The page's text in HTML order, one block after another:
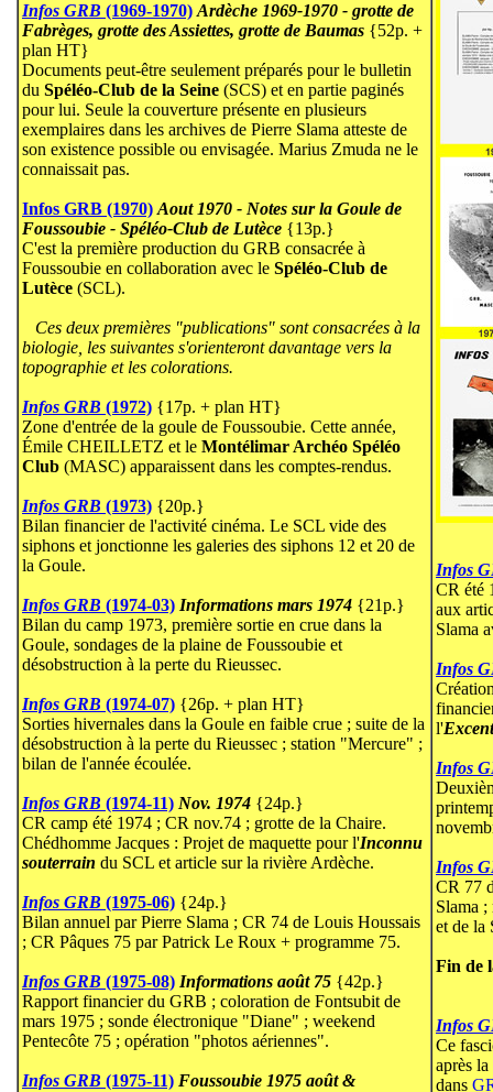
Infos GRB (1969-1970) Ardèche 1969-1970 - grotte de
Fabrèges, grotte des Assiettes, grotte de Baumas {52p. +
plan HT}
Documents peut-être seulement préparés pour le bulletin
du Spéléo-Club de la Seine (SCS) et en partie paginés
pour lui. Seule la couverture présente en plusieurs
exemplaires dans les archives de Pierre Slama atteste de
son existence possible ou envisagée. Marius Zmuda ne le
connaissait pas.
Infos GRB (1970) Aout 1970 - Notes sur la Goule de
Foussoubie - Spéléo-Club de Lutèce {13p.}
C'est la première production du GRB consacrée à
Foussoubie en collaboration avec le Spéléo-Club de
Lutèce (SCL).
Ces deux premières "publications" sont consacrées à la
biologie, les suivantes s'orienteront davantage vers la
topographie et les colorations.
Infos GRB (1972) {17p. + plan HT}
Zone d'entrée de la goule de Foussoubie. Cette année,
Émile CHEILLETZ et le Montélimar Archéo Spéléo
Club (MASC) apparaissent dans les comptes-rendus.
Infos GRB (1973) {20p.}
Bilan financier de l'activité cinéma. Le SCL vide des
siphons et jonctionne les galeries des siphons 12 et 20 de
la Goule.
Infos GRB (1974-03) Informations mars 1974 {21p.}
Bilan du camp 1973, première sortie en crue dans la
Goule, sondages de la plaine de Foussoubie et
désobstruction à la perte du Rieussec.
Infos GRB (1974-07) {26p. + plan HT}
Sorties hivernales dans la Goule en faible crue ; suite de la
désobstruction à la perte du Rieussec ; station "Mercure" ;
bilan de l'année écoulée.
Infos GRB (1974-11) Nov. 1974 {24p.}
CR camp été 1974 ; CR nov.74 ; grotte de la Chaire.
Chédhomme Jacques : Projet de maquette pour l'Inconnu
souterrain du SCL et article sur la rivière Ardèche.
Infos GRB (1975-06) {24p.}
Bilan annuel par Pierre Slama ; CR 74 de Louis Houssais
; CR Pâques 75 par Patrick Le Roux + programme 75.
Infos GRB (1975-08) Informations août 75 {42p.}
Rapport financier du GRB ; coloration de Fontsubit de
mars 1975 ; sonde électronique "Diane" ; weekend
Pentecôte 75 ; opération "photos aériennes".
Infos GRB (1975-11) Foussoubie 1975 août &
Infos
CR été
aux
Slama
Infos
l'
Infos
Infos
CR 77
Slama
et de la
Fin de
Infos
Ce
après
dans